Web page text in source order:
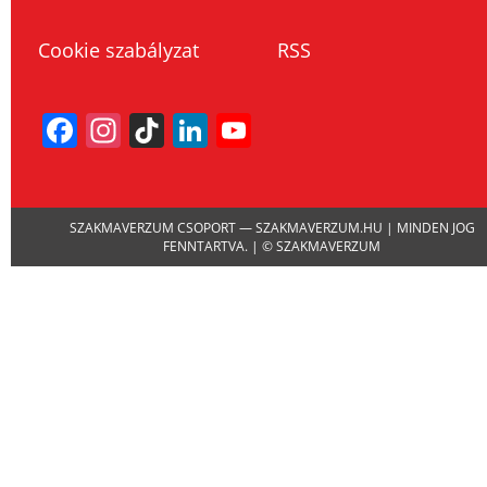
Cookie szabályzat RSS
Facebook
Instagram
TikTokLinkedIn
SZAKMAVERZUM CSOPORT — SZAKMAVERZUM.HU | MINDEN JOG
FENNTARTVA. | © SZAKMAVERZUM